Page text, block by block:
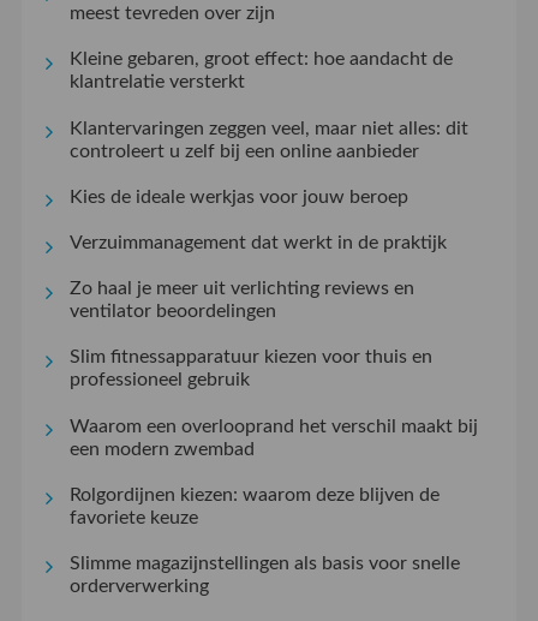
meest tevreden over zijn
Kleine gebaren, groot effect: hoe aandacht de
klantrelatie versterkt
Klantervaringen zeggen veel, maar niet alles: dit
controleert u zelf bij een online aanbieder
Kies de ideale werkjas voor jouw beroep
Verzuimmanagement dat werkt in de praktijk
Zo haal je meer uit verlichting reviews en
ventilator beoordelingen
Slim fitnessapparatuur kiezen voor thuis en
professioneel gebruik
Waarom een overlooprand het verschil maakt bij
een modern zwembad
Rolgordijnen kiezen: waarom deze blijven de
favoriete keuze
Slimme magazijnstellingen als basis voor snelle
orderverwerking